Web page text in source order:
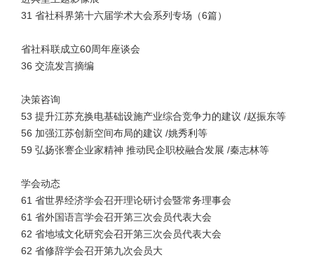
31 省社科界第十六届学术大会系列专场（6篇）
省社科联成立60周年座谈会
36 交流发言摘编
决策咨询
53 提升江苏充换电基础设施产业综合竞争力的建议 /赵振东等
56 加强江苏创新空间布局的建议 /姚秀利等
59 弘扬张謇企业家精神 推动民企职校融合发展 /秦志林等
学会动态
61 省世界经济学会召开理论研讨会暨常务理事会
61 省外国语言学会召开第三次会员代表大会
62 省地域文化研究会召开第三次会员代表大会
62 省修辞学会召开第九次会员大